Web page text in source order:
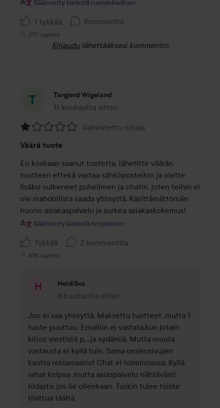
Käännetty kielestä ruotsinkielinen
1 tykkää Kommentoi
397 näyttöä
Kirjaudu lähettääksesi kommentin
Targjerd Wigeland
11 kuukautta sitten
Viesti luotiin 11 kuukautta sitten
1
/
5
Vahvistettu ostaja
Väärä tuote
En koskaan saanut tuotetta, lähetitte väärän
tuotteen ettekä vastaa sähköposteihin ja olette
lisäksi sulkeneet puhelimen ja chatin, joten teihin ei
ole mahdollista saada yhteyttä. Käsittämättömän
huono asiakaspalvelu ja surkea asiakaskokemus!
Käännetty kielestä norjalainen
Tykkää 2 kommenttia
478 näyttöä
HeidiSus
8 kuukautta sitten
Kommentti lisättiin 8 kuukautta sitten
Joo ei saa yhteyttä. Maksettu tuotteet ,mutta 1
tuote puuttuu. Emailiin ei vastata,kun jotain
kiitos viestistä p....ja sydämiä. Mutta muuta
vastausta ei kyllä tule. Sama omiensivujen
kautta reklamaatio! Chat ei toiminnassa. Kyllä
rahat kelpaa ,mutta asiaspalvelu nähtävästi
hidasta, jos lie ollenkaan. Tuskin tulee toiste
tilattua täältä